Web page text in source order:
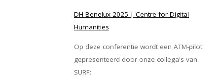
DH Benelux 2025 | Centre for Digital
Humanities
Op deze conferentie wordt een ATM-pilot
gepresenteerd door onze collega's van
SURF: